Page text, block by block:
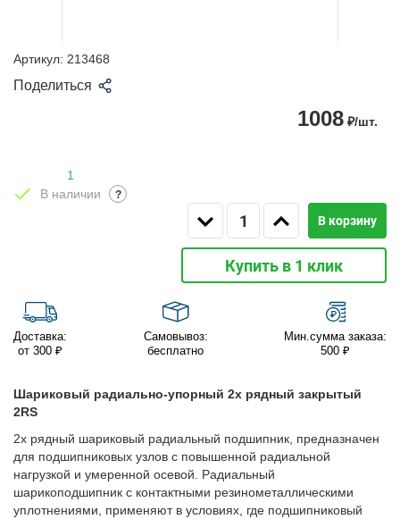
Артикул: 213468
Поделиться
1008 ₽/шт.
1
В наличии
?
В корзину
Купить в 1 клик
Доставка:
от 300 ₽
Самовывоз:
бесплатно
Мин.сумма заказа:
500 ₽
Шариковый радиально-упорный 2х рядный закрытый
2RS
2х рядный шариковый радиальный подшипник, предназначен
для подшипниковых узлов с повышенной радиальной
нагрузкой и умеренной осевой. Радиальный
шарикоподшипник с контактными резинометаллическими
уплотнениями, применяют в условиях, где подшипниковый